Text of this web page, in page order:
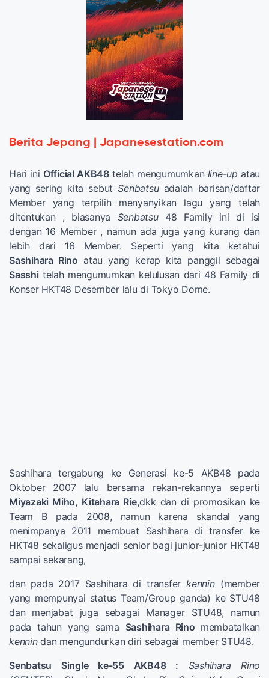
Berita Jepang | Japanesestation.com
Hari ini Official AKB48telah mengumumkan line-up atau
yang sering kita sebutSenbatsuadalah barisan/daftar
Member yang terpilih menyanyikan lagu yang telah
ditentukan , biasanya Senbatsu48 Family ini di isi
dengan 16 Member , namun ada juga yang kurang dan
lebih dari 16 Member. Seperti yang kita ketahui
Sashihara Rino atau yang kerap kita panggil sebagai
Sasshi telah mengumumkan kelulusan dari 48 Family di
Konser HKT48 Desember lalu di Tokyo Dome.
Sashihara tergabung ke Generasi ke-5 AKB48 pada
Oktober 2007 lalu bersama rekan-rekannya seperti
Miyazaki Miho, Kitahara Rie,dkk dan di promosikan ke
Team B pada 2008, namun karena skandal yang
menimpanya 2011 membuat Sashihara di transfer ke
HKT48 sekaligus menjadi senior bagi junior-junior HKT48
sampai sekarang,
dan pada 2017 Sashihara di transferkennin(member
yang mempunyai status Team/Group ganda) ke STU48
dan menjabat juga sebagai Manager STU48, namun
pada tahun yang sama Sashihara Rino membatalkan
kennindan mengundurkan diri sebagai member STU48.
Senbatsu Single ke-55 AKB48 :
Sashihara Rino